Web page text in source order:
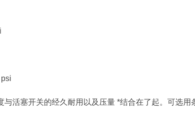
活塞开关的经久耐用以及压量 *结合在了起。可选用